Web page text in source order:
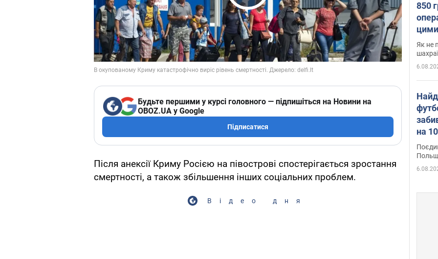
Play Video
Будьте першими у курсі головного — підпишіться на Новини на
OBOZ.UA у Google
Підписатися
Після анексії Криму Росією на півострові спостерігається зростання
смертності, а також збільшення інших соціальних проблем.
Відео дня
850
Як не
на
Відео